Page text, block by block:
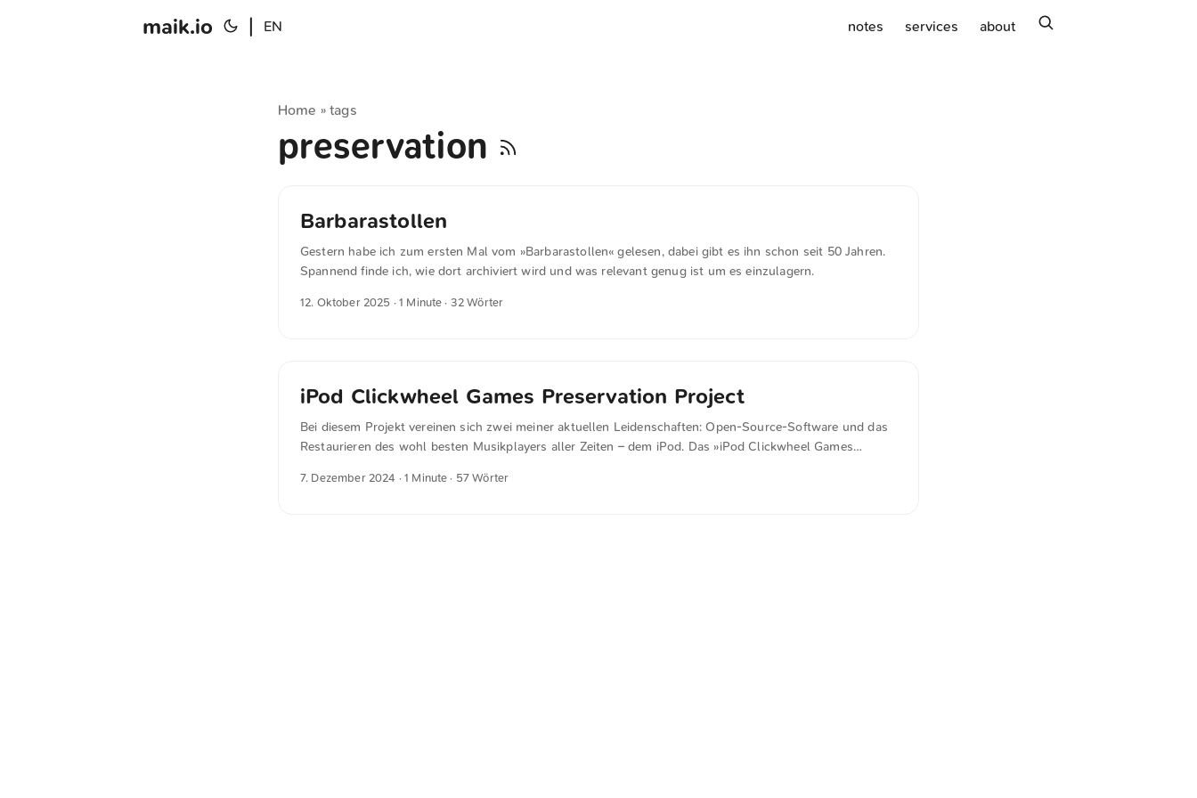
maik.io EN notes services about
Home »tags
preservation
Barbarastollen
Gestern habe ich zum ersten Mal vom »Barbarastollen« gelesen, dabei gibt es ihn schon seit 50 Jahren.
Spannend finde ich, wie dort archiviert wird und was relevant genug ist um es einzulagern.
12. Oktober 2025 · 1 Minute · 32 Wörter
iPod Clickwheel Games Preservation Project
Bei diesem Projekt vereinen sich zwei meiner aktuellen Leidenschaften: Open-Source-Software und das
Restaurieren des wohl besten Musikplayers aller Zeiten – dem iPod. Das »iPod Clickwheel Games
zugänglich zu machen. Für Neulinge im Bereich iPod-Modding empfehle ich das Subreddit r/ipod als
7. Dezember 2024 · 1 Minute · 57 Wörter